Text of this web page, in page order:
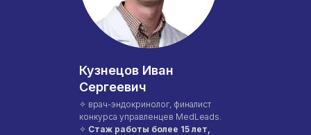
Кузнецов Иван
Сергеевич
✧ врач-эндокринолог, финалист
конкурса управленцев MedLeads.
✧ Cтаж работы более 15 лет,
Подготовка документов
Прохождение тестов по клиническим
рекомендациям на портале НМО
Периодическая аккредитация «под ключ»